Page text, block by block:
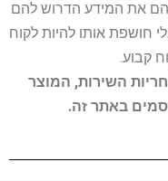
את המידע הדרוש להם
חושפת אותו להיות לקוח
קבוע.
השירות, המוצר
באתר זה.